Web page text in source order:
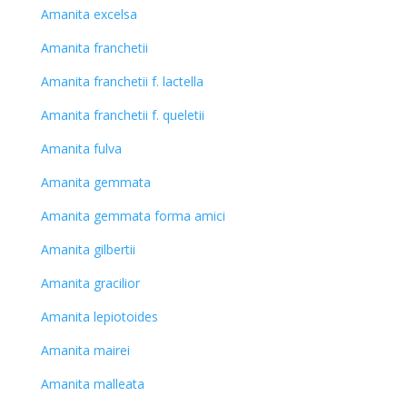
Amanita excelsa
Amanita franchetii
Amanita franchetii f. lactella
Amanita franchetii f. queletii
Amanita fulva
Amanita gemmata
Amanita gemmata forma amici
Amanita gilbertii
Amanita gracilior
Amanita lepiotoides
Amanita mairei
Amanita malleata